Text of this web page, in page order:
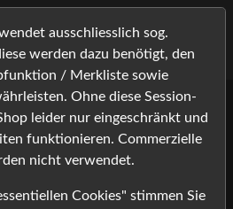
ein, und klicken Sie auf
mit einem Stern dürfen nicht leer bleiben
ausschliesslich sog.
werden dazu benötigt, den
/ Merkliste sowie
Ohne diese Session-
leider nur eingeschränkt und
funktionieren. Commerzielle
nicht verwendet.
Cookies" stimmen Sie